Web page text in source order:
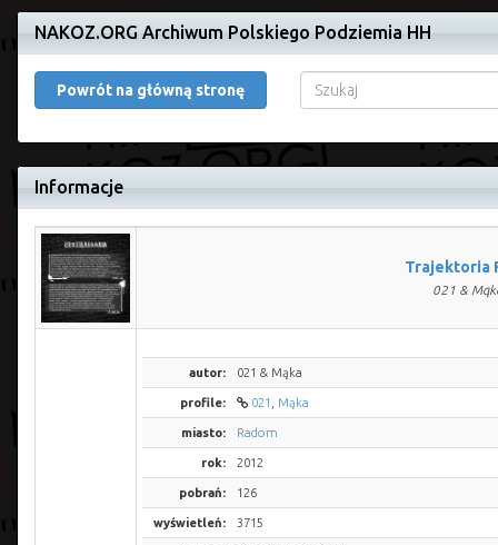
NAKOZ.ORG Archiwum Polskiego Podziemia HH
Powrót na główną stronę
Informacje
Trajektoria
021 &
autor: 021 & Mąka
profile: 021 Mąka
miasto: Radom
rok: 2012
pobrań: 126
wyświetleń: 3715